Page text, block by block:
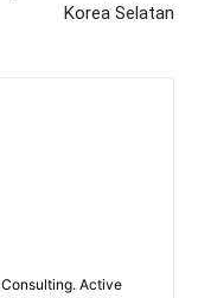
Korea Selatan
Active